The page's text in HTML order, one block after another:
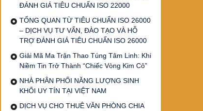
ĐÁNH GIÁ TIÊU CHUẨN ISO 22000
TỔNG QUAN TỪ TIÊU CHUẨN ISO 26000
– DỊCH VỤ TƯ VẤN, ĐÀO TẠO VÀ HỖ
TRỢ ĐÁNH GIÁ TIÊU CHUẨN ISO 26000
Giải Mã Ma Trận Thao Túng Tâm Linh: Khi
Niềm Tin Trở Thành “Chiếc Vòng Kim Cô”
NHÀ PHÂN PHỐI NĂNG LƯỢNG SINH
KHỐI UY TÍN TẠI VIỆT NAM
DỊCH VỤ CHO THUÊ VĂN PHÒNG CHIA